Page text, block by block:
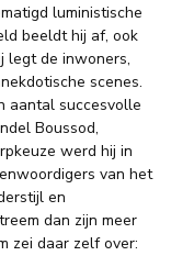
luministische
beeldt hij af, ook
legt de inwoners,
scenes.
aantal succesvolle
Boussod,
werd hij in
van het
en
dan zijn meer
zei daar zelf over: